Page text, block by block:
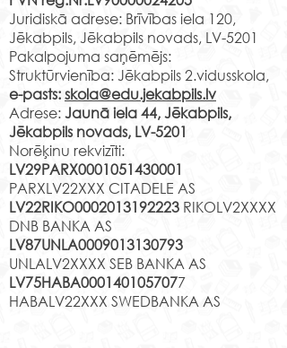
Juridiskā adrese: Brīvības iela 120,
Jēkabpils, Jēkabpils novads, LV-5201
Pakalpojuma saņēmējs:
Struktūrvienība: Jēkabpils 2.vidusskola,
e-pasts:skola@edu.jekabpils.lv
Adrese:Jaunā iela 44, Jēkabpils,
Jēkabpils novads, LV-5201
Norēķinu rekvizīti:
LV29PARX0001051430001
PARXLV22XXX CITADELE AS
LV22RIKO0002013192223 RIKOLV2XXXX
DNB BANKA AS
LV87UNLA0009013130793
UNLALV2XXXX SEB BANKA AS
LV75HABA0001401057077
HABALV22XXX SWEDBANKA AS